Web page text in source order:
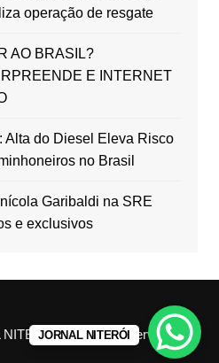
operação de resgate
AO BRASIL?
E INTERNET
Alta do Diesel Eleva Risco
no Brasil
Garibaldi na SRE
e exclusivos
All rights reserved.
JORNAL NITERÓI